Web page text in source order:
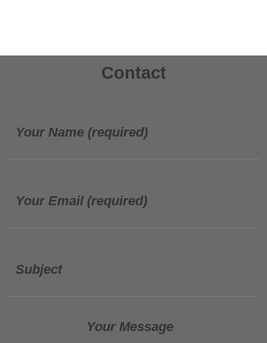
Contact
Your Name (required)
Your Email (required)
Subject
Your Message